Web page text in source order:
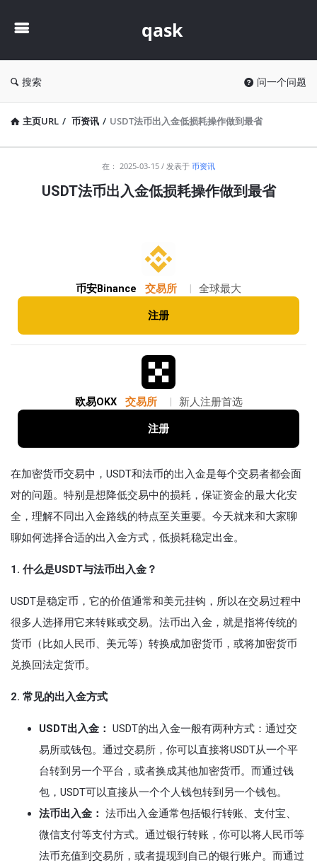
qask
搜索 问一个问题
主页URL / 币资讯 / USDT法币出入金低损耗操作做到最省
在： 2025-03-15 发表于 币资讯
USDT法币出入金低损耗操作做到最省
币安Binance 交易所 全球最大
注册
欧易OKX 交易所 新人注册首选
注册
在加密货币交易中，USDT和法币的出入金是每个交易者都会面
对的问题。特别是想降低交易中的损耗，保证资金的最大化安
全，理解不同出入金路线的特点至关重要。今天就来和大家聊
聊如何选择合适的出入金方式，低损耗稳定出金。
1. 什么是USDT与法币出入金？
USDT是稳定币，它的价值通常和美元挂钩，所以在交易过程中
很多人选择用它来转账或交易。法币出入金，就是指将传统的
货币（比如人民币、美元等）转换成加密货币，或将加密货币
兑换回法定货币。
2. 常见的出入金方式
USDT出入金： USDT的出入金一般有两种方式：通过交
易所或钱包。通过交易所，你可以直接将USDT从一个平
台转到另一个平台，或者换成其他加密货币。而通过钱
包，USDT可以直接从一个个人钱包转到另一个钱包。
法币出入金： 法币出入金通常包括银行转账、支付宝、
微信支付等支付方式。通过银行转账，你可以将人民币等
法币充值到交易所，或者提现到自己的银行账户。而通过